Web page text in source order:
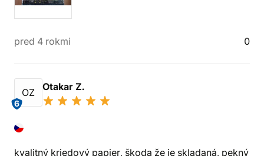
pred 4 rokmi 0
OZ
6
Otakar Z.
kvalitný kriedový papier, škoda že je skladaná, pekný